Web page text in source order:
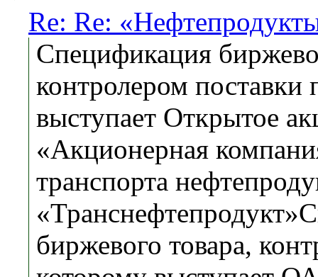
Re: Re:
Спецификация
контролером поставки
выступает Открытое
«Акционерная
транспорта
биржевого товара,